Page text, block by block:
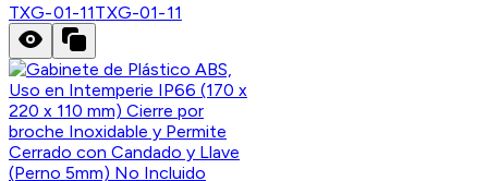
TXG-01-11TXG-01-11